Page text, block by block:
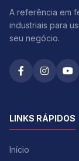
A referência em
industriais para
seu negócio.
LINKS RÁPIDOS
Início